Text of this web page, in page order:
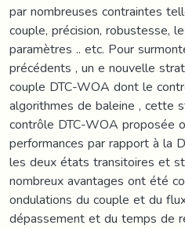
par nombreuses contraintes
couple, précision, robustesse,
paramètres .. etc. Pour
précédents , un e nouvelle
couple DTC-WOA dont le
algorithmes de baleine , cette
contrôle DTC-WOA proposée
performances par rapport à la
les deux états transitoires et
nombreux avantages ont été
ondulations du couple et du
dépassement et du temps de